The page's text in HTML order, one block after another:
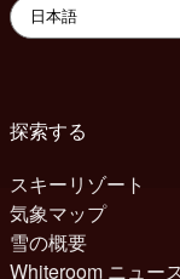
探索する
スキーリゾート
気象マップ
雪の概要
Whiteroom ニュー